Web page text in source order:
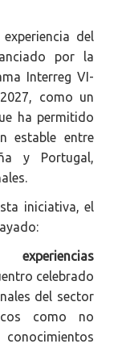
del
por la
Interreg VI-
2027, como un
ha permitido
estable entre
y Portugal,
iniciativa, el
celebrado
del sector
como no